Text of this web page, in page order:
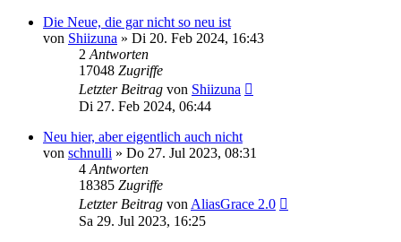
Die Neue, die gar nicht so neu ist
von Shiizuna » Di 20. Feb 2024, 16:43
2 Antworten
17048 Zugriffe
Letzter Beitrag von Shiizuna
Di 27. Feb 2024, 06:44
Neu hier, aber eigentlich auch nicht
von schnulli » Do 27. Jul 2023, 08:31
4 Antworten
18385 Zugriffe
Letzter Beitrag von AliasGrace 2.0
Sa 29. Jul 2023, 16:25